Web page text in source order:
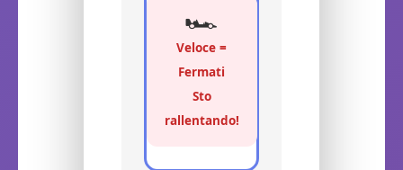
🏎️
Veloce =
Fermati
Sto
rallentando!